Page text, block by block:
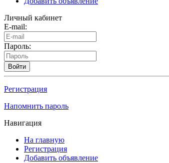
Личный кабинет
E-mail:
Пароль:
Войти
Регистрация
Напомнить пароль
Навигация
На главную
Регистрация
Добавить объявление